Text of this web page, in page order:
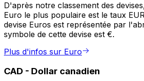
D'après notre classement des
Euro le plus populaire est le taux
devise Euros est représentée par
symbole de cette devise est €.
Plus d'infos sur Euro
CAD - Dollar canadien